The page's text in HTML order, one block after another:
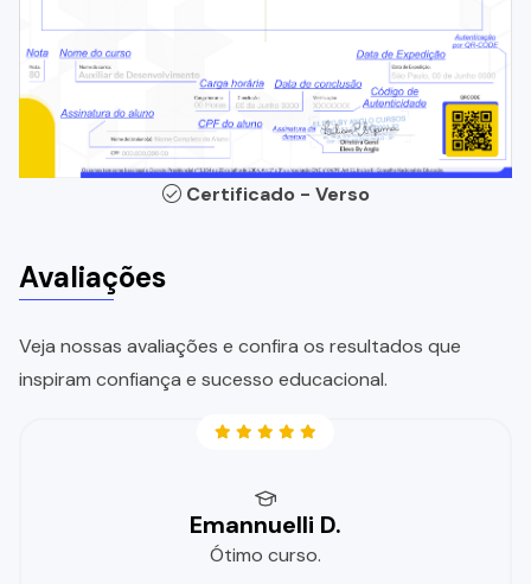
Certificado - Verso
Avaliações
Veja nossas avaliações e confira os resultados que
inspiram confiança e sucesso educacional.
Emannuelli D.
Ótimo curso.